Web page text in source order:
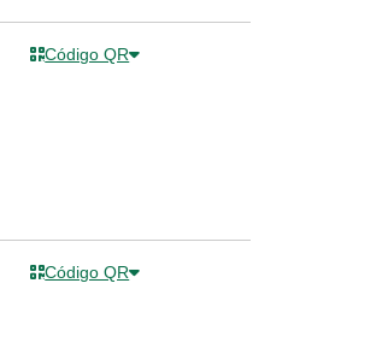
Código QR
Código QR